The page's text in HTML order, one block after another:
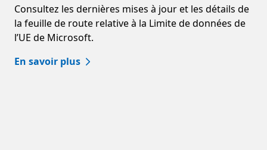
Consultez les dernières mises à jour et les détails de
la feuille de route relative à la Limite de données de
l’UE de Microsoft.
En savoir plus